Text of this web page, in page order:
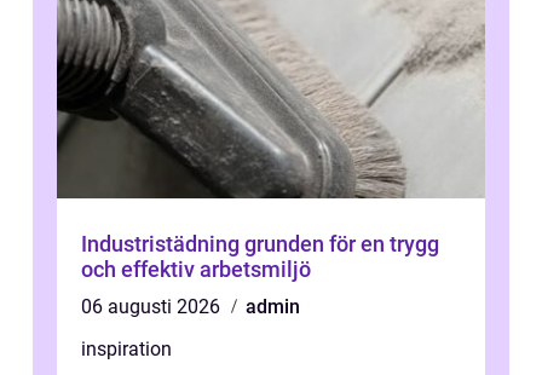
Industristädning grunden för en trygg
och effektiv arbetsmiljö
06 augusti 2026
admin
inspiration